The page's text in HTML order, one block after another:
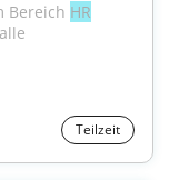
Bereich HR
Teilzeit